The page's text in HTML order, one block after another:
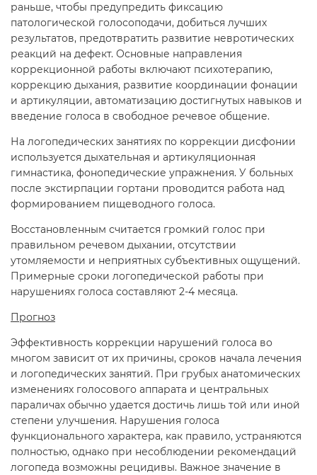
раньше, чтобы предупредить фиксацию
патологической голосоподачи, добиться лучших
результатов, предотвратить развитие невротических
реакций на дефект. Основные направления
коррекционной работы включают психотерапию,
коррекцию дыхания, развитие координации фонации
и артикуляции, автоматизацию достигнутых навыков и
введение голоса в свободное речевое общение.
На логопедических занятиях по коррекции дисфонии
используется дыхательная и артикуляционная
гимнастика, фонопедические упражнения. У больных
после экстирпации гортани проводится работа над
формированием пищеводного голоса.
Восстановленным считается громкий голос при
правильном речевом дыхании, отсутствии
утомляемости и неприятных субъективных ощущений.
Примерные сроки логопедической работы при
нарушениях голоса составляют 2-4 месяца.
Прогноз
Эффективность коррекции нарушений голоса во
многом зависит от их причины, сроков начала лечения
и логопедических занятий. При грубых анатомических
изменениях голосового аппарата и центральных
параличах обычно удается достичь лишь той или иной
степени улучшения. Нарушения голоса
функционального характера, как правило, устраняются
полностью, однако при несоблюдении рекомендаций
логопеда возможны рецидивы. Важное значение в